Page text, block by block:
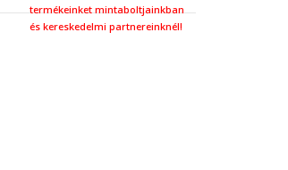
termékeinket mintaboltjainkban
és kereskedelmi partnereinknél!